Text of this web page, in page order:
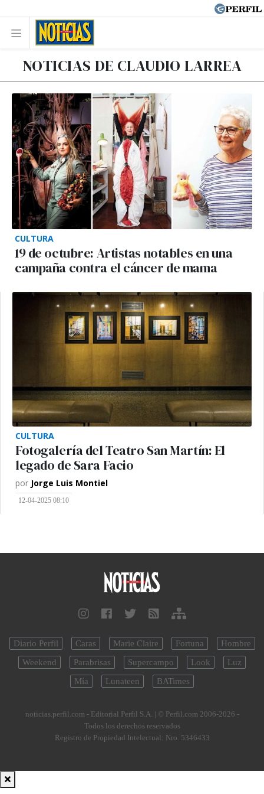
NOTICIAS DE CLAUDIO LARREA
CULTURA
19 de octubre: Artistas notables en una
campaña contra el cáncer de mama
CULTURA
Fotogalería del Teatro San Martín: El
legado de Sara Facio
por Jorge Luis Montiel
12-04-2025 08:10
Diario Perfil Caras Marie Claire Fortuna
Hombre
Weekend
Parabrisas Supercampo Look
Luz
Mía
Lunateen BATimes
noticias.perfil.com - Editorial Perfil S.A. | © Perfil.com 2006-2026 -
Todos los derechos reservados
Registro de Propiedad Intelectual: Nro. 5346433